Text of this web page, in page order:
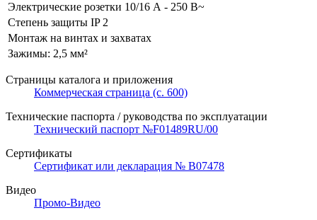
Электрические розетки 10/16 А - 250 В~
Степень защиты IP 2
Монтаж на винтах и захватах
Зажимы: 2,5 мм²
Страницы каталога и приложения
Коммерческая страница (с. 600)
Технические паспорта / руководства по эксплуатации
Технический паспорт №F01489RU/00
Сертификаты
Сертификат или декларация № B07478
Видео
Промо-Видео